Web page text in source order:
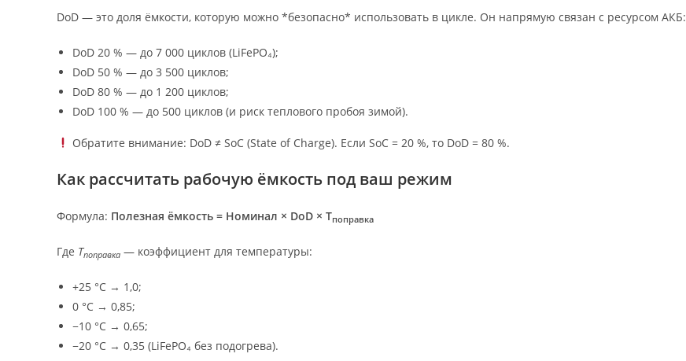
DoD — это доля ёмкости, которую можно *безопасно* использовать в цикле. Он напрямую связан с ресурсом АКБ:
DoD 20 % — до 7 000 циклов (LiFePO₄);
DoD 50 % — до 3 500 циклов;
DoD 80 % — до 1 200 циклов;
DoD 100 % — до 500 циклов (и риск теплового пробоя зимой).
Обратите внимание: DoD ≠ SoC (State of Charge). Если SoC = 20 %, то DoD = 80 %.
Как рассчитать рабочую ёмкость под ваш режим
Формула: Полезная ёмкость = Номинал × DoD × Tпоправка
Где Tпоправка — коэффициент для температуры:
+25 °C → 1,0;
0 °C → 0,85;
−10 °C → 0,65;
−20 °C → 0,35 (LiFePO₄ без подогрева).